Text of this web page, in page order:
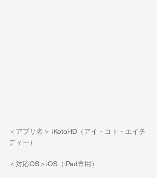
＜アプリ名＞ iKotoHD（アイ・コト・エイチ
ディー）
＜対応OS＞iOS（iPad専用）